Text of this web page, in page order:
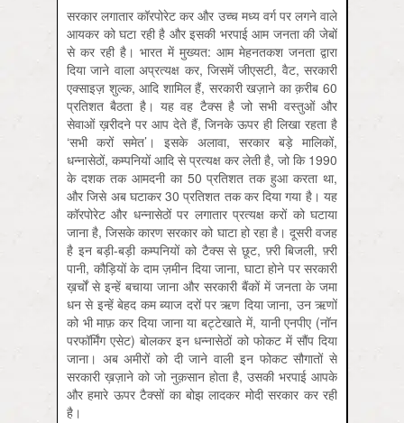
सरकार लगातार कॉरपोरेट कर और उच्च मध्य वर्ग पर लगने वाले
आयकर को घटा रही है और इसकी भरपाई आम जनता की जेबों
से कर रही है। भारत में मुख्‍यत: आम मेहनतकश जनता द्वारा
दिया जाने वाला अप्रत्‍यक्ष कर, जिसमें जीएसटी, वैट, सरकारी
एक्‍साइज़ शुल्‍क, आदि शामिल हैं, सरकारी खज़ाने का क़रीब 60
प्रतिशत बैठता है। यह वह टैक्‍स है जो सभी वस्तुओं और
सेवाओं ख़रीदने पर आप देते हैं, जिनके ऊपर ही लिखा रहता है
‘सभी करों समेत’। इसके अलावा, सरकार बड़े मालिकों,
धन्‍नासेठों, कम्‍पनियों आदि से प्रत्‍यक्ष कर लेती है, जो कि 1990
के दशक तक आमदनी का 50 प्रतिशत तक हुआ करता था,
और जिसे अब घटाकर 30 प्रतिशत तक कर दिया गया है। यह
कॉरपोरेट और धन्‍नासेठों पर लगातार प्रत्‍यक्ष करों को घटाया
जाना है, जिसके कारण सरकार को घाटा हो रहा है। दूसरी वजह
है इन बड़ी-बड़ी कम्‍पनियों को टैक्‍स से छूट, फ़्री बिजली, फ़्री
पानी, कौड़ियों के दाम ज़मीन दिया जाना, घाटा होने पर सरकारी
ख़र्चों से इन्‍हें बचाया जाना और सरकारी बैंकों में जनता के जमा
धन से इन्‍हें बेहद कम ब्याज दरों पर ऋण दिया जाना, उन ऋणों
को भी माफ़ कर दिया जाना या बट्टेखाते में, यानी एनपीए (नॉन
परफॉर्मिंग एसेट) बोलकर इन धन्‍नासेठों को फोकट में सौंप दिया
जाना। अब अमीरों को दी जाने वाली इन फोकट सौगातों से
सरकारी ख़ज़ाने को जो नुक़सान होता है, उसकी भरपाई आपके
और हमारे ऊपर टैक्‍सों का बोझ लादकर मोदी सरकार कर रही
है।